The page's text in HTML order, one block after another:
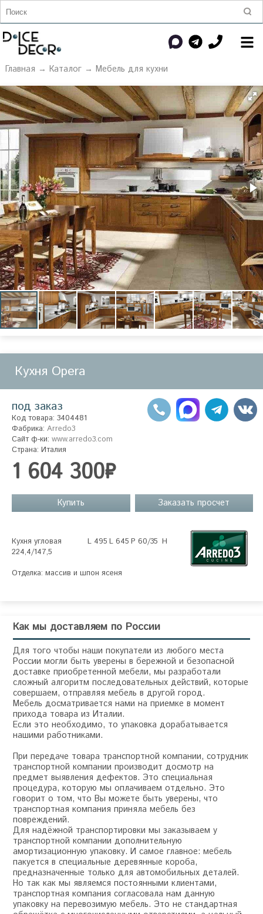
Главная → Каталог→ Мебель для кухни
Кухня Opera
под заказ
Код товара: 3404481
Фабрика: Arredo3
Сайт ф-ки: www.arredo3.com
Страна: Италия
1 604 300₽
Купить Заказать просчет
Кухня угловая           L 495 L 645 P 60/35  H
224,4/147,5
Отделка: массив и шпон ясеня
Как мы доставляем по России
Для того чтобы наши покупатели из любого места
России могли быть уверены в бережной и безопасной
доставке приобретенной мебели, мы разработали
сложный алгоритм последовательных действий, которые
совершаем, отправляя мебель в другой город.
Мебель досматривается нами на приемке в момент
прихода товара из Италии.
Если это необходимо, то упаковка дорабатывается
нашими работниками.
При передаче товара транспортной компании, сотрудник
транспортной компании производит досмотр на
предмет выявления дефектов. Это специальная
процедура, которую мы оплачиваем отдельно. Это
говорит о том, что Вы можете быть уверены, что
транспортная компания приняла мебель без
повреждений.
Для надёжной транспортировки мы заказываем у
транспортной компании дополнительную
амортизационную упаковку. И самое главное: мебель
пакуется в специальные деревянные короба,
предназначенные только для автомобильных деталей.
Но так как мы являемся постоянными клиентами,
транспортная компания согласовала нам данную
упаковку на перевозимую мебель. Это не стандартная